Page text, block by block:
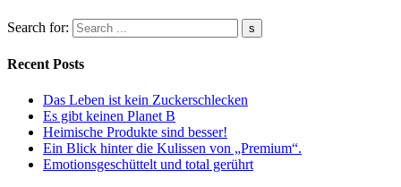
Search for:
Recent Posts
Das Leben ist kein Zuckerschlecken
Es gibt keinen Planet B
Heimische Produkte sind besser!
Ein Blick hinter die Kulissen von „Premium“.
Emotionsgeschüttelt und total gerührt